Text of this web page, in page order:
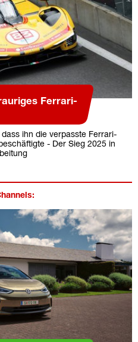
Ferrari-
ihn die verpasste Ferrari-
- Der Sieg 2025 in